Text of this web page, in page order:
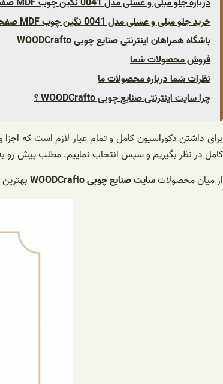
خرید جلو مبلی و عسلی مدل 0041 نگین چوب MDF صفحه شیشه سکوریت
باشگاه همراهان اینترنتی صنایع چوبی WOODCrafto
فروش محصولات شما
نظرات شما درباره محصولات ما
چرا سایت اینترنتی صنایع چوبی WOODCrafto ؟
برای داشتن دکوراسیون کامل و تمام عیار لازم است که
کامل در نظر بگیریم و سپس انتخاب نماییم. مطلب پیش رو
از میان محصولاتسایت صنایع چوبی WOODCrafto